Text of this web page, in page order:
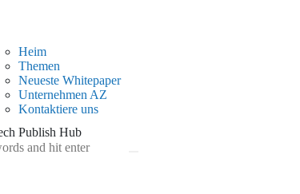
Heim
Themen
Neueste Whitepaper
Unternehmen AZ
Kontaktiere uns